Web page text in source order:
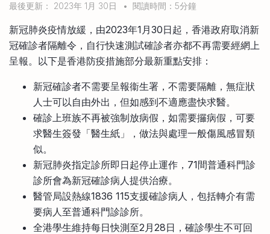
比較定存利率
信用卡
比較各種最優惠信用卡
其他網站
手機App與理財資訊
商業解決方案
企業服務
最後更新： 2023年 1月 30日 • 閱讀時間：5分鐘
新冠肺炎疫情放緩，由2023年1月30日起，香港政府取消新
冠確診者隔離令，自行快速測試確診者亦都不再需要經網上
呈報。以下是香港防疫措施部分最新重點安排：
新冠確診者不需要呈報衞生署，不需要隔離，無症狀
人士可以自由外出，但如感到不適應盡快求醫。
確診上班族不再被強制放病假，如需要攞病假，可要
求醫生簽發「醫生紙」，做法與處理一般傷風感冒類
似。
新冠肺炎指定診所即日起停止運作，71間普通科門診
診所會為新冠確診病人提供治療。
醫管局設熱線1836 115支援確診病人，包括轉介有需
要病人至普通科門診診所。
全港學生維持每日快測至2月28日，確診學生不可回